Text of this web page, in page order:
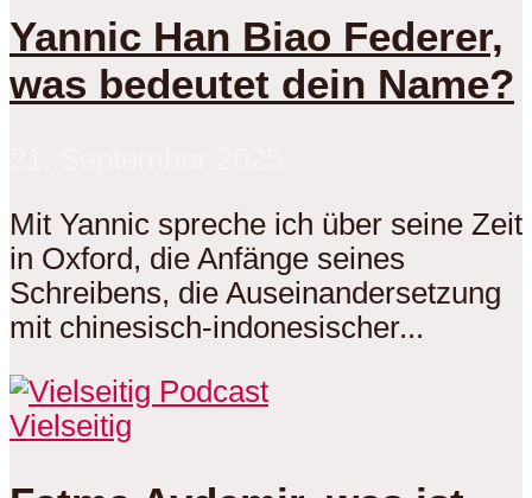
Yannic Han Biao Federer,
was bedeutet dein Name?
Mit Yannic spreche ich über seine Zeit
in Oxford, die Anfänge seines
Schreibens, die Auseinandersetzung
mit chinesisch-indonesischer...
Vielseitig